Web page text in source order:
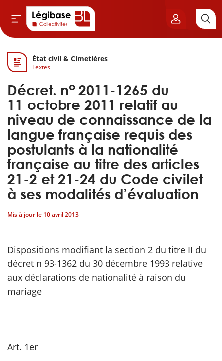
& Cimetières
& Élu local
& Finances locales
publique
État civil & Cimetières
Textes
Décret. no 2011-1265 du
11 octobre 2011 relatif au
niveau de connaissance de la
langue française requis des
postulants à la nationalité
française au titre des articles
21-2 et 21-24 du Code civilet
à ses modalités d’évaluation
Mis à jour le 10 avril 2013
Dispositions modifiant la section 2 du titre II du
décret n 93-1362 du 30 décembre 1993 relative
aux déclarations de nationalité à raison du
mariage
Art. 1er